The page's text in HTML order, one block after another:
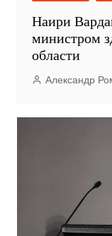
Наири
министром
области
Александр